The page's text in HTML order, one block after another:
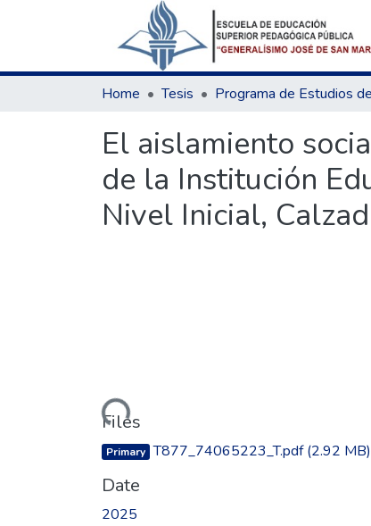
Home Tesis
El aislamiento
de la Institución
Nivel Inicial,
Loading...
Files
Primary T877_74065223_T.pdf(2.92 MB)
Date
2025